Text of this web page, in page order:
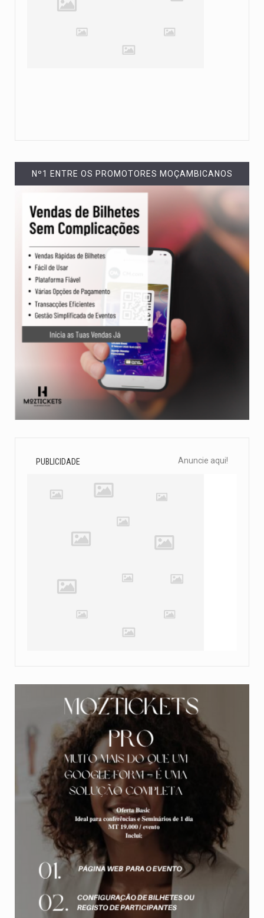
Nº1 ENTRE OS PROMOTORES MOÇAMBICANOS
PUBLICIDADE Anuncie aqui!